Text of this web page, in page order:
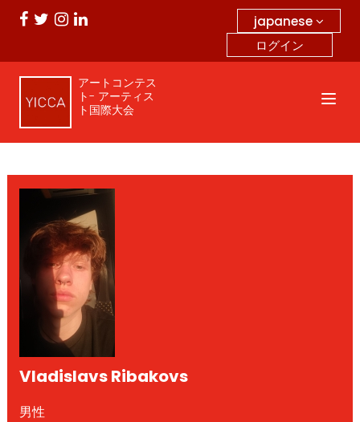
japanese
ログイン
アートコンテス
ト- アーティス
ト国際大会
Vladislavs Ribakovs
男性